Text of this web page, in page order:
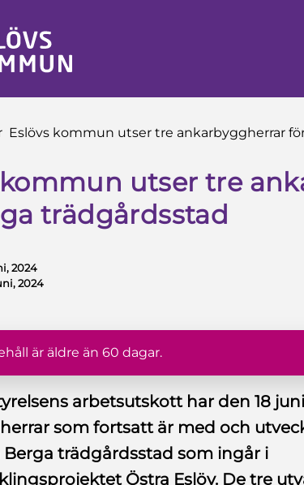
Eslövs kommun utser tre ankarbyggherrar
kommun utser tre
trädgårdsstad
2024
2024
är äldre än 60 dagar.
arbetsutskott har den 18
som fortsatt är med och
trädgårdsstad som ingår i
Östra Eslöv. De tre